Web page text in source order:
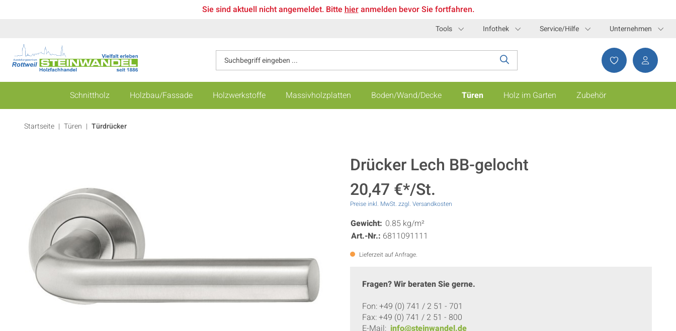
Sie sind aktuell nicht angemeldet. Bittehieranmelden bevor Sie fortfahren.
Tools Infothek Service/Hilfe Unternehmen
Schnittholz Holzbau/Fassade Holzwerkstoffe Massivholzplatten Boden/Wand/Decke Türen Holz im Garten Zubehör
Startseite Türen | Türdrücker
Drücker Lech BB-gelocht
20,47 €*/St.
Preise inkl. MwSt. zzgl. Versandkosten
Gewicht: 0.85 kg/m²
Art.-Nr.: 6811091111
Lieferzeit auf Anfrage.
Fragen? Wir beraten Sie gerne.
Fon: +49 (0) 741 / 2 51 - 701
Fax: +49 (0) 741 / 2 51 - 800